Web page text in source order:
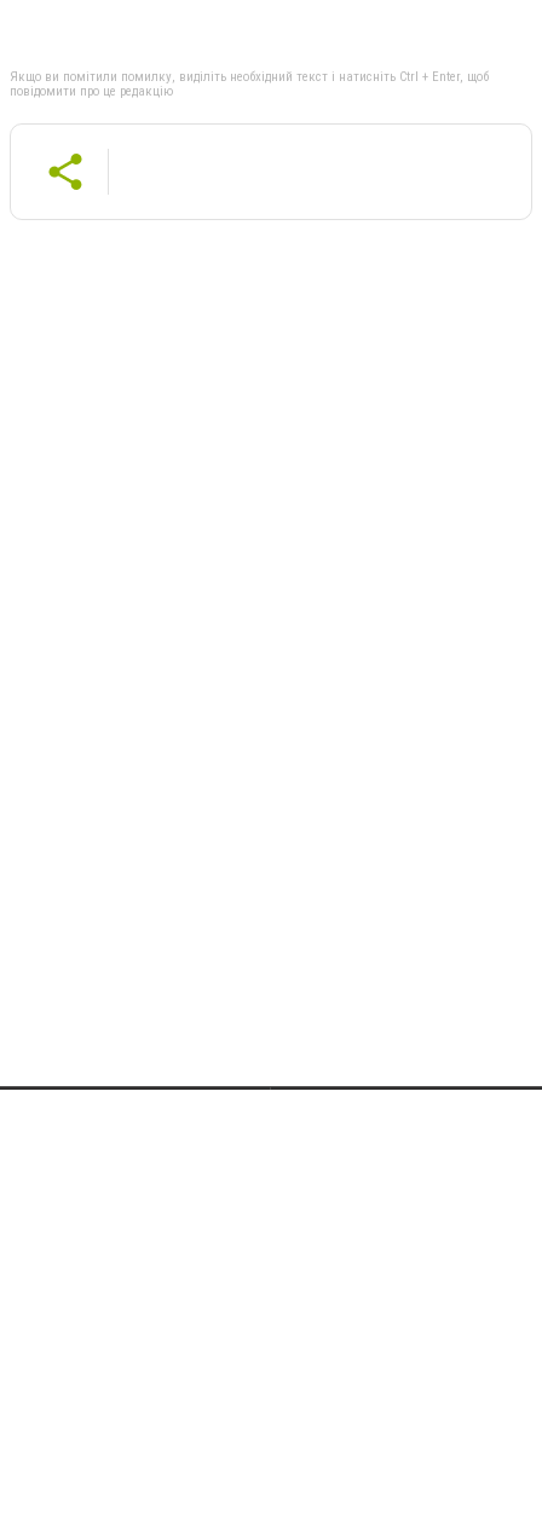
Якщо ви помітили помилку, виділіть необхідний текст і натисніть Ctrl + Enter, щоб
повідомити про це редакцію